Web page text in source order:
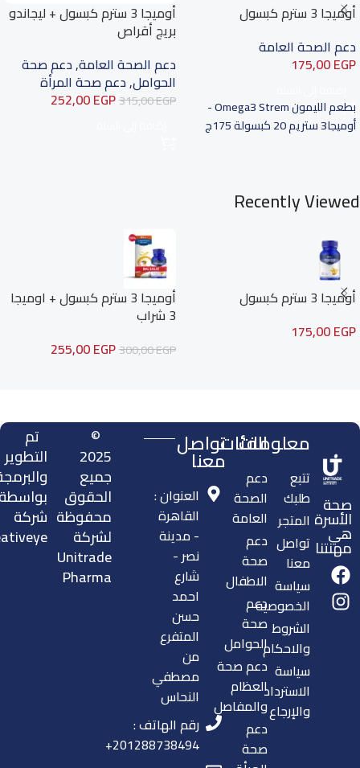
أوميجا 3 سترم كبسول
دعم الصحة العامة
175,00EGP
بطعم الليمون Omega3 Strem -
أوميجا3 ستريم 20 كبسولة 175ج
أوميجا 3 سترم كبسول + ليجاندو
بريج أقراص
دعم الصحة العامة,دعم صحة
الحوامل,دعم صحة المرأة
315,00EGP
252,00EGP
Recently Viewed
أوميجا 3 سترم كبسول
175,00EGP
أوميجا 3 سترم كبسول + اوميجا
3 شراب
300,00EGP
255,00EGP
صحة
الأسرة
هي
مهنتنا
معلومات
تتبع
طلبك
المتجر
تواصل
معنا
سياسة
الخصوصية
الشروط
والاحكام
سياسة
الاسترداد
والإرجاع
الفئات
دعم
الصحة
العامة
دعم
صحة
الاطفال
دعم
صحة
الحوامل
دعم صحة
العظام
والمفاصل
دعم
صحة
تواصل
معنا
العنوان :
القاهرة
- مدينة
نصر -
شارع
احمد
حسن
المتفرع
من
مصطفي
النحاس
رقم الهاتف :
201288738494+
©
2025
جميع
الحقوق
محفوظة
لشركة
Unitrade
Pharma
تم
التطوير
شركة